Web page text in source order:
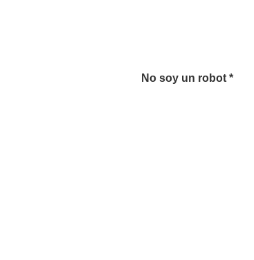
No soy un robot *